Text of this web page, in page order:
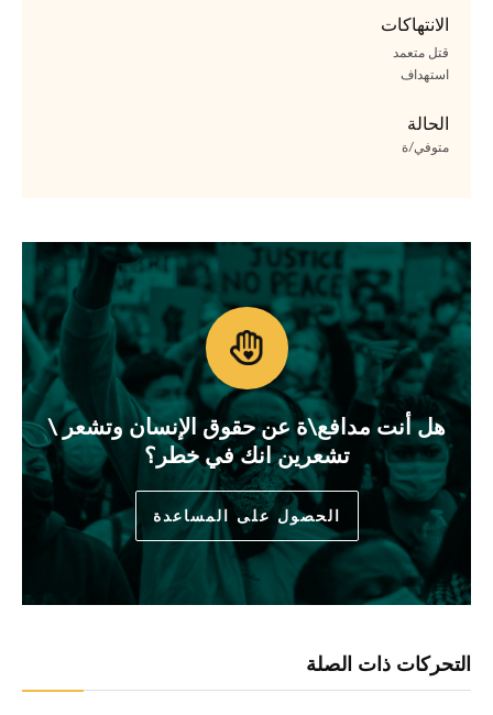
الانتهاكات
قتل متعمد
استهداف
الحالة
متوفي/ة
هل أنت مدافع\ة عن حقوق الإنسان وتشعر \
تشعرين انك في خطر؟
الحصول على المساعدة
التحركات ذات الصلة